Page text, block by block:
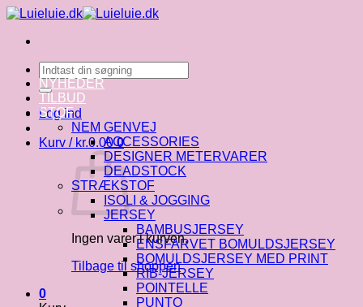
Fortsæt
indhold
Søg
efter:
Log ind
Kurv / kr.0.00 0
Ingen varer i kurven.
Tilbage til shoppen
0
NYHEDER
TILBUD
STOF
NEM GENVEJ
ACCESSORIES
DESIGNER METERVARER
DEADSTOCK
STRÆKSTOF
ISOLI & JOGGING
JERSEY
BAMBUSJERSEY
ENSFARVET BOMULDSJERSEY
BOMULDSJERSEY MED PRINT
RIB-JERSEY
POINTELLE
PUNTO